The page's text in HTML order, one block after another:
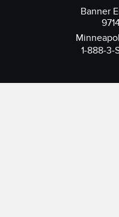
Banner
1-888-3-